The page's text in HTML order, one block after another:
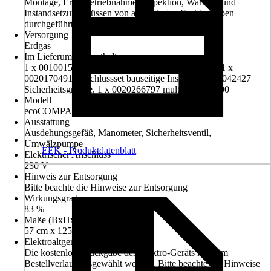
Montage, Erstinbetriebnahme, Inspektion, Wartung und
Instandsetzung müssen von autorisierten Fachbetrieben
durchgeführt werden.
Versorgung
Erdgas
Im Lieferumfang enthalten
1 x 0010015601 ecoCOMPACT VSC 206/4-5 90, 1 x
0020170491 Anschlussset bauseitige Inst., 1 x 0020042427
Sicherheitsgruppe, 1 x 0020266797 multiMATIC 700
Modell
ecoCOMPACT VSC 206/4-5 90
Ausstattung
Ausdehungsgefäß, Manometer, Sicherheitsventil,
Umwälzpumpe
Elektrischer Anschluss
230 V
Hinweis zur Entsorgung
Bitte beachte die Hinweise zur Entsorgung
Wirkungsgrad
83 %
Maße (BxHxT)
57 cm x 125 cm x 69 cm
Elektroaltgerät-Rücknahme
Die kostenlose Rückgabe des Elektro-Geräts kann im
Bestellverlauf ausgewählt werden. Bitte beachte die Hinweise
EEK - Produktdatenblatt